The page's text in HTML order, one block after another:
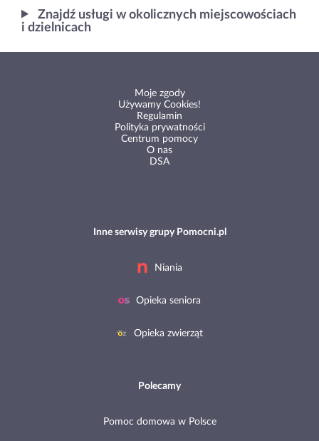
Znajdź usługi w okolicznych miejscowościach
i dzielnicach
Moje zgody
Używamy Cookies!
Regulamin
Polityka prywatności
Centrum pomocy
O nas
DSA
Inne serwisy grupy Pomocni.pl
Niania
Opieka seniora
Opieka zwierząt
Polecamy
Pomoc domowa w Polsce